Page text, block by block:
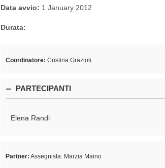
Data avvio: 1 January 2012
Durata:
Coordinatore: Cristina Grazioli
PARTECIPANTI
Elena Randi
Partner: Assegnista: Marzia Maino